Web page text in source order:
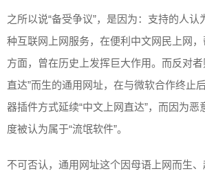
之所以说“备受争议”，是因为：支持的人
种互联网上网服务，在便利中文网民上网
方面，曾在历史上发挥巨大作用。而反对者
直达”而生的通用网址，在与微软合作终止
器插件方式延续“中文上网直达”，而因为恶
度被认为属于“流氓软件”。
不可否认，通用网址这个因母语上网而生